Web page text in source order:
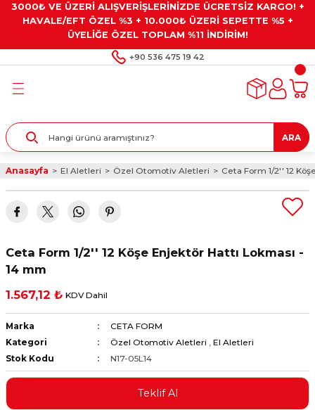
3000₺ VE ÜZERİ ALIŞVERİŞLERİNİZDE ÜCRETSİZ KARGO! +
HAVALE/EFT ÖZEL %3 + 10.000₺ ÜZERİ SEPETTE %5 +
ÜYELİĞE ÖZEL TOPLAM %11 İNDİRİM!
+90 536 475 19 42
Geri Dön
Geri Dön
Geri Dön
Gresler
Geri Dön
Alet Setleri
ve Multimetreler
ve Penseler
Geri Dön
Taşları ve
ARA
Anasayfa El Aletleri Özel Otomotiv Aletleri Ceta Form 1/2'' 12
Ceta Form 1/2'' 12 Köşe Enjektör Hattı Lokması -
14 mm
1.567,12 ₺ KDV Dahil
Marka
CETA FORM
Kategori
Özel Otomotiv Aletleri , El Aletleri
Stok Kodu
N17-05L14
Teklif Al